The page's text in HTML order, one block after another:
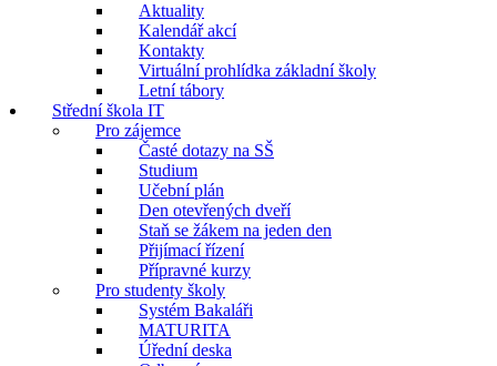
Aktuality
Kalendář akcí
Kontakty
Virtuální prohlídka základní školy
Letní tábory
Střední škola IT
Pro zájemce
Časté dotazy na SŠ
Studium
Učební plán
Den otevřených dveří
Staň se žákem na jeden den
Přijímací řízení
Přípravné kurzy
Pro studenty školy
Systém Bakaláři
MATURITA
Úřední deska